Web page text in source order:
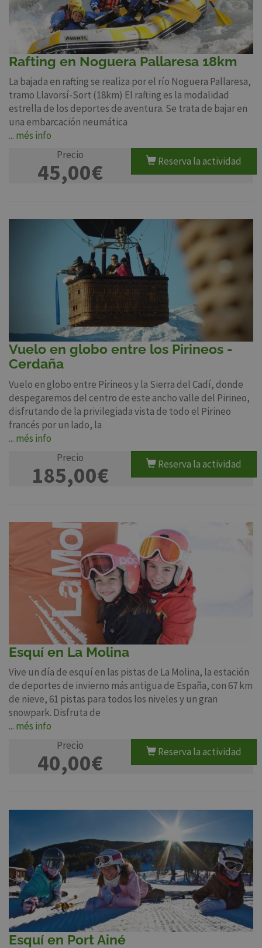
Rafting en Noguera Pallaresa 18km
La bajada en rafting se realiza por el río Noguera Pallaresa,
tramo Llavorsí-Sort (18km) El rafting es la modalidad
estrella de los deportes de aventura. Se trata de bajar en
una embarcación neumática
... més info
Precio
45,00€ Reserva la actividad
Vuelo en globo entre los Pirineos -
Cerdaña
Vuelo en globo entre Pirineos y la Sierra del Cadí, donde
despegaremos del centro de este ancho valle del Pirineo,
disfrutando de la privilegiada vista de todo el Pirineo
francés por un lado, la
... més info
Precio
185,00€ Reserva la actividad
Esquí en La Molina
Vive un día de esquí en las pistas de La Molina, la estación
de deportes de invierno más antigua de España, con 67 km
de nieve, 61 pistas para todos los niveles y un gran
snowpark. Disfruta de
... més info
Precio
40,00€ Reserva la actividad
Esquí en Port Ainé